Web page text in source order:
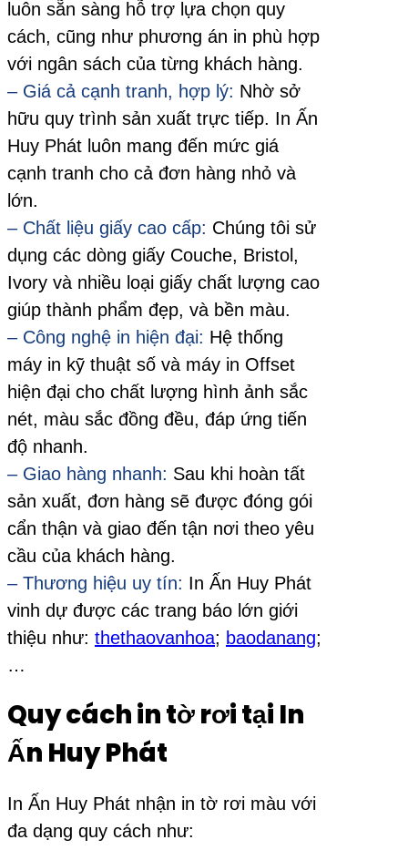
luôn sẵn sàng hỗ trợ lựa chọn quy
cách, cũng như phương án in phù hợp
với ngân sách của từng khách hàng.
– Giá cả cạnh tranh, hợp lý: Nhờ sở
hữu quy trình sản xuất trực tiếp. In Ấn
Huy Phát luôn mang đến mức giá
cạnh tranh cho cả đơn hàng nhỏ và
lớn.
– Chất liệu giấy cao cấp: Chúng tôi sử
dụng các dòng giấy Couche, Bristol,
Ivory và nhiều loại giấy chất lượng cao
giúp thành phẩm đẹp, và bền màu.
– Công nghệ in hiện đại: Hệ thống
máy in kỹ thuật số và máy in Offset
hiện đại cho chất lượng hình ảnh sắc
nét, màu sắc đồng đều, đáp ứng tiến
độ nhanh.
– Giao hàng nhanh: Sau khi hoàn tất
sản xuất, đơn hàng sẽ được đóng gói
cẩn thận và giao đến tận nơi theo yêu
cầu của khách hàng.
– Thương hiệu uy tín: In Ấn Huy Phát
vinh dự được các trang báo lớn giới
thiệu như: thethaovanhoa; baodanang;
…
Quy cách in tờ rơi tại In
Ấn Huy Phát
In Ấn Huy Phát nhận in tờ rơi màu với
đa dạng quy cách như: